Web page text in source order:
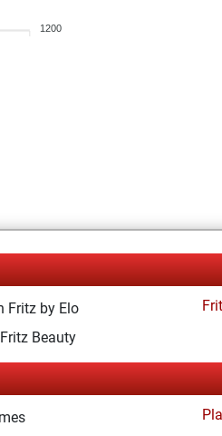
1200
Fritz by Elo
Beauty